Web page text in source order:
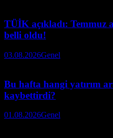
TÜİK açıkladı: Temmuz
belli oldu!
03.08.2026Genel
Bu hafta hangi yatırım
kaybettirdi?
01.08.2026Genel